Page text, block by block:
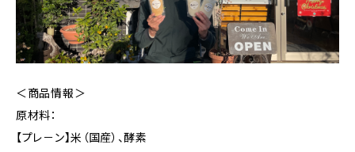
＜商品情報＞
原材料：
【プレ－ン】米（国産）、酵素